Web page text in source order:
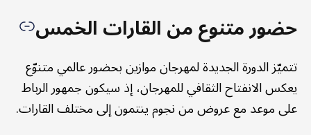
حضور متنوع من القارات الخمس
تتميّز الدورة الجديدة لمهرجان موازين بحضور عالمي متنوّع
يعكس الانفتاح الثقافي للمهرجان، إذ سيكون جمهور الرباط
على موعد مع عروض من نجوم ينتمون إلى مختلف القارات.